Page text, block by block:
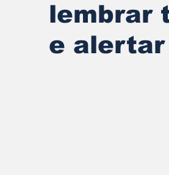
lembrar
e alertar